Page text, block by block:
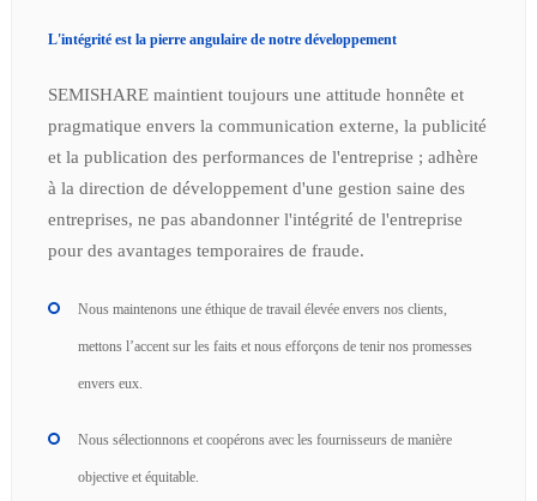
L'intégrité est la pierre angulaire de notre développement
SEMISHARE maintient toujours une attitude honnête et
pragmatique envers la communication externe, la publicité
et la publication des performances de l'entreprise ; adhère
à la direction de développement d'une gestion saine des
entreprises, ne pas abandonner l'intégrité de l'entreprise
pour des avantages temporaires de fraude.
Nous maintenons une éthique de travail élevée envers nos clients,
mettons l’accent sur les faits et nous efforçons de tenir nos promesses
envers eux.
Nous sélectionnons et coopérons avec les fournisseurs de manière
objective et équitable.